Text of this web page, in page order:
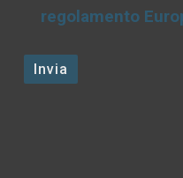
regolamento